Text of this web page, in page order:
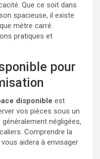
Que ce soit dans
spacieuse, il existe
mètre carré.
pratiques et
pour
disponible est
vos pièces sous un
négligées,
Comprendre la
aidera à envisager